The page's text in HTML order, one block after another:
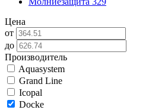
Цена
от
до
Производитель
Aquasystem
Grand Line
Icopal
Docke